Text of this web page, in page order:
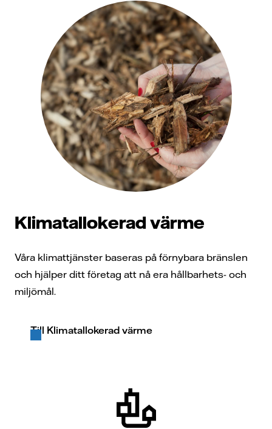
Klimatallokerad värme
Våra klimattjänster baseras på förnybara bränslen
och hjälper ditt företag att nå era hållbarhets- och
miljömål.
Till Klimatallokerad värme